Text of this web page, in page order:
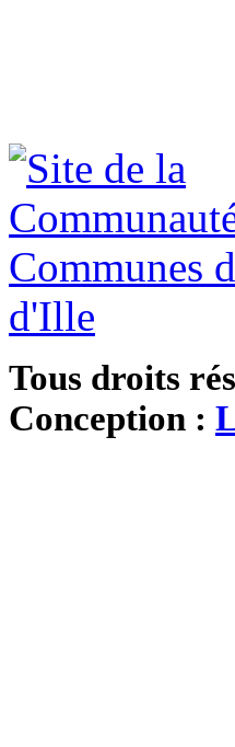
Tous droits
Conception :